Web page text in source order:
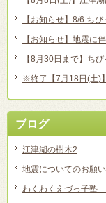
【お知らせ】8/6 ち
【お知らせ】地震に
【8月30日まで】ち
※終了【7月18日(土)
ブログ
江津湖の樹木2
地震についてのお願い
わくわくえづっ子塾